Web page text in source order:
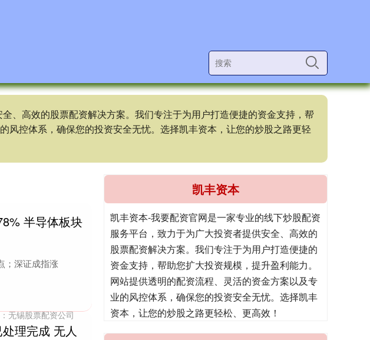
、高效的股票配资解决方案。我们专注于为用户打造便捷的资金支持，帮
控体系，确保您的投资安全无忧。选择凯丰资本，让您的炒股之路更轻
半导体板块
；深证成指涨
无锡股票配资公司
理完成 无人
凯丰资本
凯丰资本-我要配资官网是一家专业的线下炒股配资
服务平台，致力于为广大投资者提供安全、高效的
股票配资解决方案。我们专注于为用户打造便捷的
资金支持，帮助您扩大投资规模，提升盈利能力。
网站提供透明的配资流程、灵活的资金方案以及专
业的风控体系，确保您的投资安全无忧。选择凯丰
资本，让您的炒股之路更轻松、更高效！